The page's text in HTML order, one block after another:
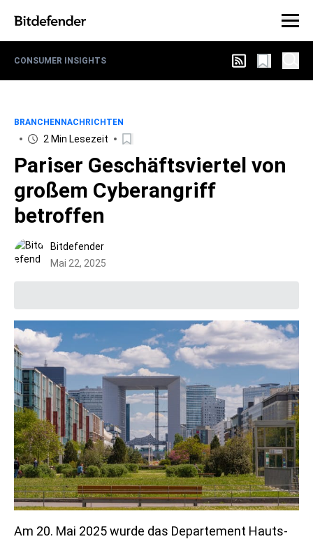
CONSUMER INSIGHTS
BRANCHENNACHRICHTEN
2 Min Lesezeit
Pariser Geschäftsviertel von
großem Cyberangriff
betroffen
Bitdefender
Mai 22, 2025
Am 20. Mai 2025 wurde das Departement Hauts-